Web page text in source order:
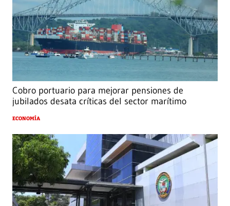
Cobro portuario para mejorar pensiones de
jubilados desata críticas del sector marítimo
ECONOMÍA